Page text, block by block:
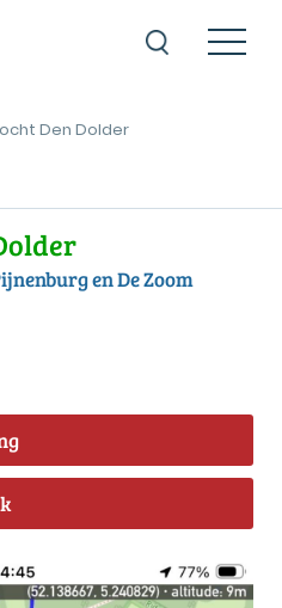
Den Dolder
en De Zoom